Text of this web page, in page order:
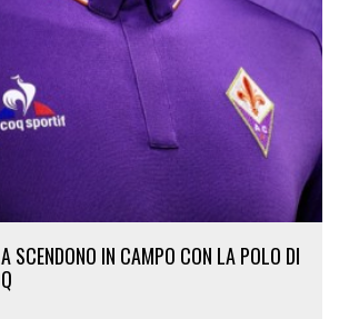
SCENDONO IN CAMPO CON LA POLO DI